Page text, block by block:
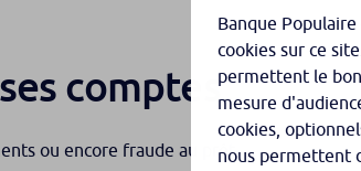
comptes
ou encore fraude au prêt.
Banque
cookies sur ce
permettent le
mesure
cookies,
nous permettent